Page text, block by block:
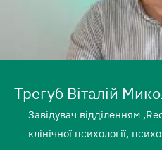
Трегуб Віталій
Завідувач відділенням
клінічної психології,